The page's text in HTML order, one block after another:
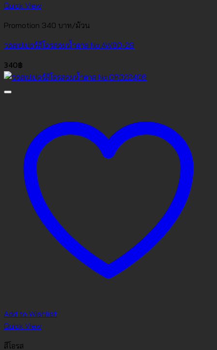
Quick View
Promotion 340 บาท/ม้วน
วอลเปเปอร์สีโอรสอมน้ำตาล No.AW80-29
340฿
Add to Wishlist
Quick View
สีโอรส